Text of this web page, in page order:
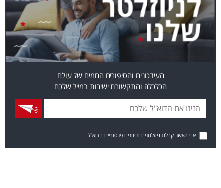
העידכונים והסיפורים החמים של עולם
הכלכלה והתקשורת ישירות במייל שלכם
אני מאשר קבלת ניוזלטרים ודיוורים פרסומיים בדוא"ל